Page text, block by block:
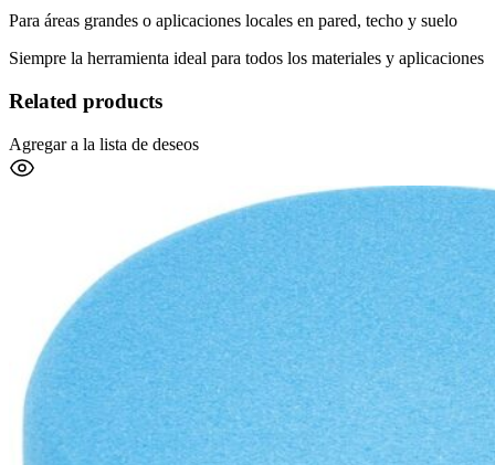
Para áreas grandes o aplicaciones locales en pared, techo y suelo
Siempre la herramienta ideal para todos los materiales y aplicaciones
Related products
Agregar a la lista de deseos